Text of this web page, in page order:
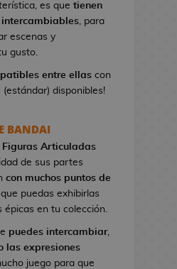
es que tienen
, para
escenas y
gusto.
entre ellas con
disponibles!
BANDAI
Figuras Articuladas
de sus partes
con muchos puntos de
puedas exhibirlas
épicas en tu colección.
puedes intercambiar,
las expresiones
juego para que